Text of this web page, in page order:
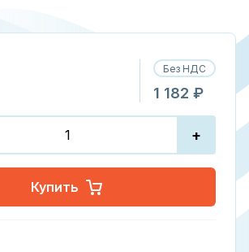
Без НДС
1 182 ₽
+
Купить